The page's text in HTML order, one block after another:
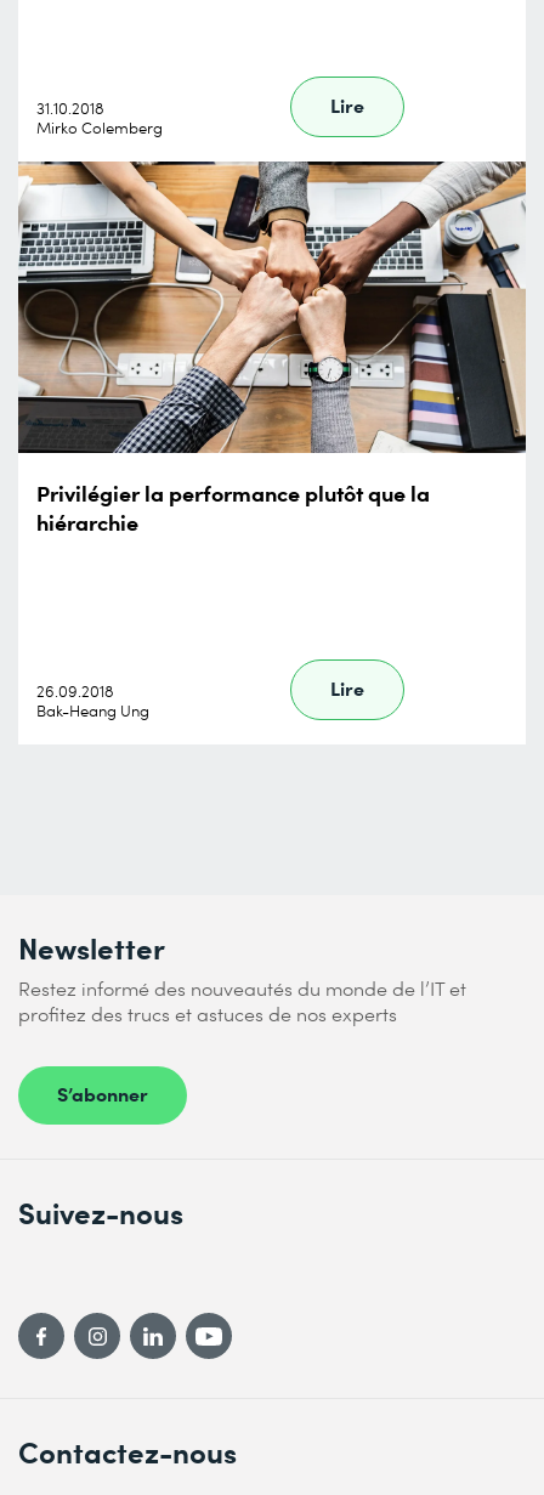
31.10.2018
Mirko Colemberg
Lire
Privilégier la performance plutôt que la
hiérarchie
26.09.2018
Bak-Heang Ung
Lire
Newsletter
Restez informé des nouveautés du monde de l’IT et
profitez des trucs et astuces de nos experts
S’abonner
Contactez-nous
Suivez-nous